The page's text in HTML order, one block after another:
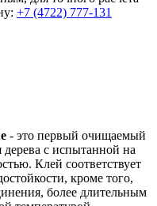
+7 (4722) 777-131
- это первый очищаемый
с испытанной на
Клей соответствует
кроме того,
более длительным